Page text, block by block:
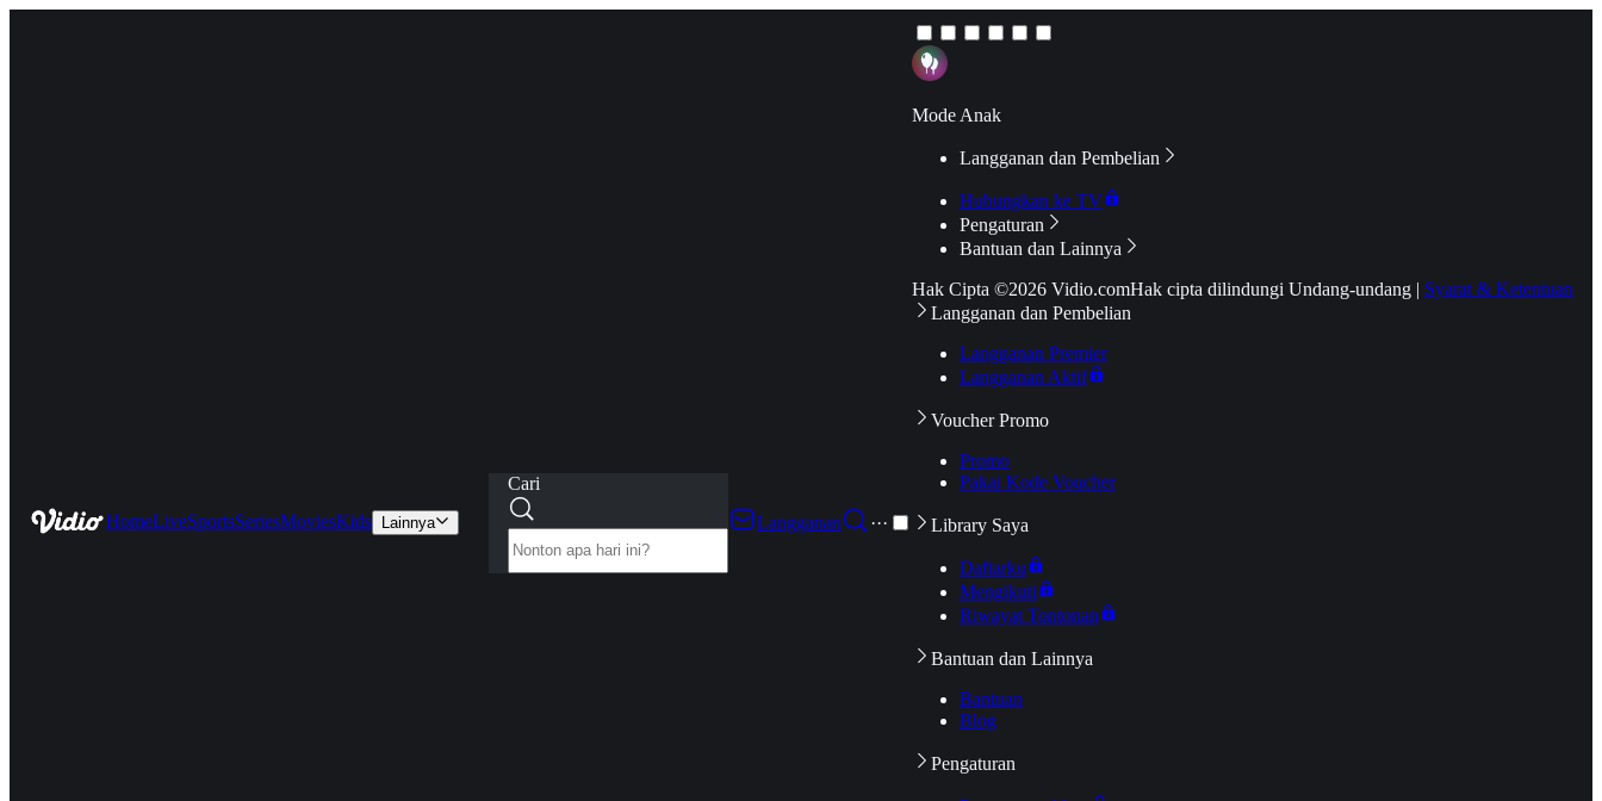
HomeLiveSportsSeriesMoviesKids Lainnya
Cari
Langganan
···
Mode Anak
Langganan dan Pembelian
Hubungkan ke TV
Pengaturan
Bantuan dan Lainnya
Hak Cipta ©2026 Vidio.comHak cipta dilindungi Undang-undang | Syarat & Ketentuan
Langganan dan Pembelian
Langganan Premier
Langganan Aktif
Voucher Promo
Promo
Pakai Kode Voucher
Library Saya
Daftarku
Mengikuti
Riwayat Tontonan
Bantuan dan Lainnya
Bantuan
Blog
Pengaturan